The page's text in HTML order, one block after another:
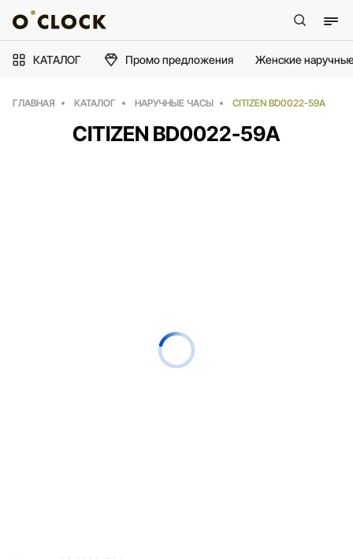
КАТАЛОГ Промо предложения Женские
ГЛАВНАЯ КАТАЛОГ НАРУЧНЫЕ ЧАСЫ CITIZEN BD0022-59A
CITIZEN BD0022-59A